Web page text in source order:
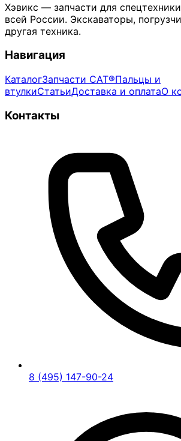
Хэвикс — запчасти для
всей России. Экскаваторы,
другая техника.
Навигация
КаталогЗапчасти CAT®Пальцы и
втулкиСтатьиДоставка и оплатаО
Контакты
8 (495) 147-90-24